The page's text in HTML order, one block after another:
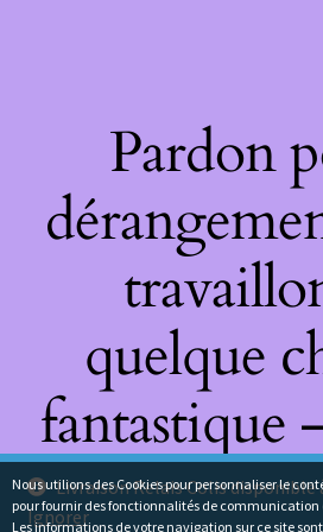
Livraison Relais Colis disponible
Ignorer
Pardon
quelque
fantastique
Nous utilions des Cookies pour personnaliser le
pour fournir des fonctionnalités de communication
Les informations de votre navigation sur ce site